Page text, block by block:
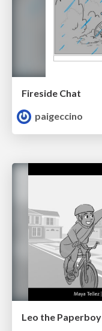
Fireside Chat
paigeccino
Leo the Paperboy